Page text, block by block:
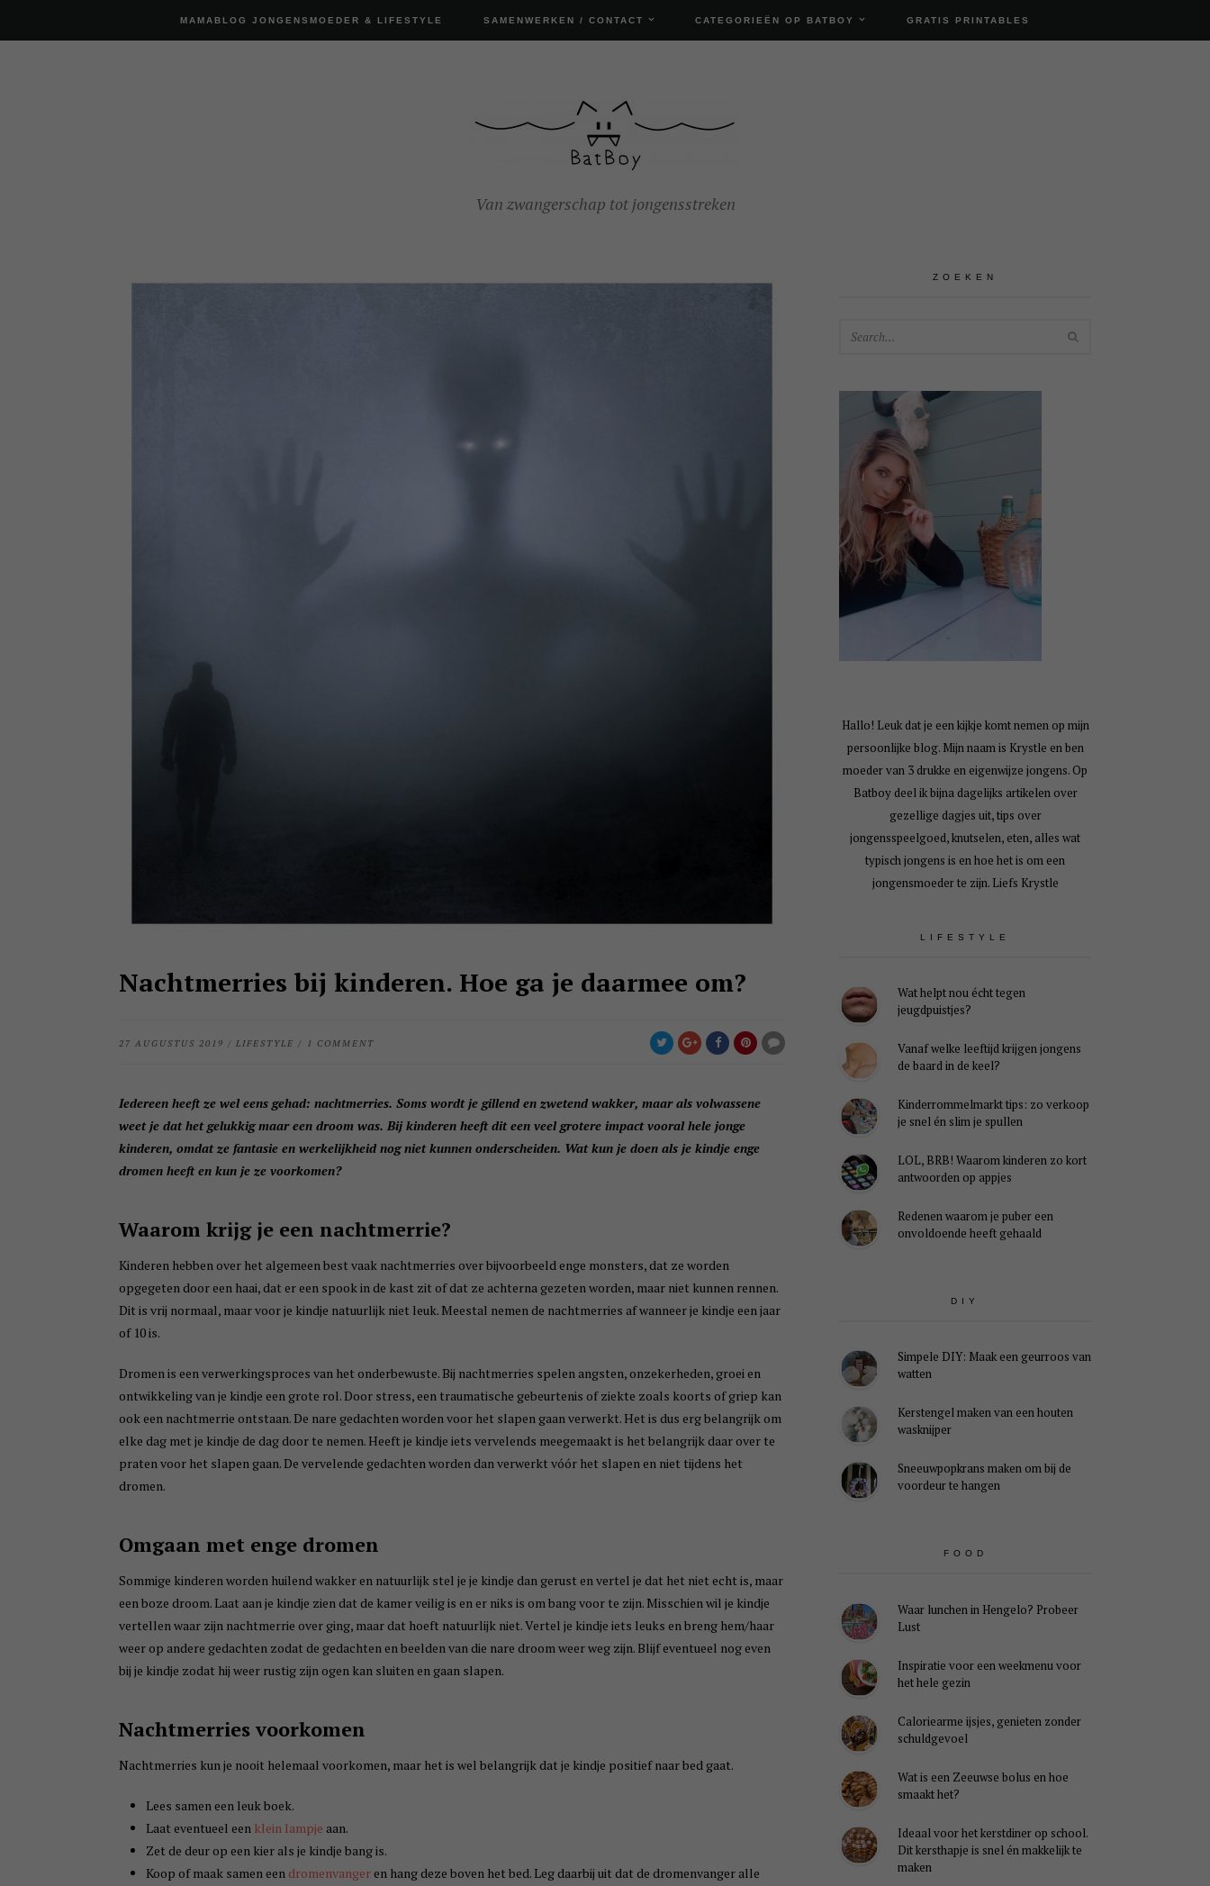
MAMABLOG JONGENSMOEDER & LIFESTYLE SAMENWERKEN / CONTACT CATEGORIEËN OP BATBOY GRATIS PRINTABLES
Van zwangerschap tot jongensstreken
Nachtmerries bij kinderen. Hoe ga je daarmee om?
27 AUGUSTUS 2019 / LIFESTYLE / 1 COMMENT
Iedereen heeft ze wel eens gehad: nachtmerries. Soms wordt je gillend en zwetend wakker, maar als volwassene
weet je dat het gelukkig maar een droom was. Bij kinderen heeft dit een veel grotere impact vooral hele jonge
kinderen, omdat ze fantasie en werkelijkheid nog niet kunnen onderscheiden. Wat kun je doen als je kindje enge
dromen heeft en kun je ze voorkomen?
Waarom krijg je een nachtmerrie?
Kinderen hebben over het algemeen best vaak nachtmerries over bijvoorbeeld enge monsters, dat ze worden
opgegeten door een haai, dat er een spook in de kast zit of dat ze achterna gezeten worden, maar niet kunnen rennen.
Dit is vrij normaal, maar voor je kindje natuurlijk niet leuk. Meestal nemen de nachtmerries af wanneer je kindje een jaar
of 10 is.
Dromen is een verwerkingsproces van het onderbewuste. Bij nachtmerries spelen angsten, onzekerheden, groei en
ontwikkeling van je kindje een grote rol. Door stress, een traumatische gebeurtenis of ziekte zoals koorts of griep kan
ook een nachtmerrie ontstaan. De nare gedachten worden voor het slapen gaan verwerkt. Het is dus erg belangrijk om
elke dag met je kindje de dag door te nemen. Heeft je kindje iets vervelends meegemaakt is het belangrijk daar over te
praten voor het slapen gaan. De vervelende gedachten worden dan verwerkt vóór het slapen en niet tijdens het
dromen.
Omgaan met enge dromen
Sommige kinderen worden huilend wakker en natuurlijk stel je je kindje dan gerust en vertel je dat het niet echt is, maar
een boze droom. Laat aan je kindje zien dat de kamer veilig is en er niks is om bang voor te zijn. Misschien wil je kindje
vertellen waar zijn nachtmerrie over ging, maar dat hoeft natuurlijk niet. Vertel je kindje iets leuks en breng hem/haar
weer op andere gedachten zodat de gedachten en beelden van die nare droom weer weg zijn. Blijf eventueel nog even
bij je kindje zodat hij weer rustig zijn ogen kan sluiten en gaan slapen.
Nachtmerries voorkomen
Nachtmerries kun je nooit helemaal voorkomen, maar het is wel belangrijk dat je kindje positief naar bed gaat.
Lees samen een leuk boek.
Laat eventueel een klein lampje aan.
Zet de deur op een kier als je kindje bang is.
Koop of maak samen een dromenvangeren hang deze boven het bed. Leg daarbij uit dat de dromenvanger alle
ZOEKEN
Hallo! Leuk dat je een kijkje komt nemen op mijn
persoonlijke blog. Mijn naam is Krystle en ben
moeder van 3 drukke en eigenwijze jongens. Op
Batboy deel ik bijna dagelijks artikelen over
gezellige dagjes uit, tips over
jongensspeelgoed, knutselen, eten, alles wat
typisch jongens is en hoe het is om een
jongensmoeder te zijn. Liefs Krystle
LIFESTYLE
Wat helpt nou écht tegen
jeugdpuistjes?
Vanaf welke leeftijd krijgen jongens
de baard in de keel?
Kinderrommelmarkt tips: zo verkoop
je snel én slim je spullen
LOL, BRB! Waarom kinderen zo kort
antwoorden op appjes
Redenen waarom je puber een
onvoldoende heeft gehaald
DIY
Simpele DIY: Maak een geurroos van
watten
Kerstengel maken van een houten
wasknijper
Sneeuwpopkrans maken om bij de
voordeur te hangen
FOOD
Waar lunchen in Hengelo? Probeer
Lust
Inspiratie voor een weekmenu voor
het hele gezin
Caloriearme ijsjes, genieten zonder
schuldgevoel
Wat is een Zeeuwse bolus en hoe
smaakt het?
Ideaal voor het kerstdiner op school.
Dit kersthapje is snel én makkelijk te
maken